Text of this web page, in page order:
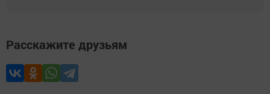
Расскажите друзьям